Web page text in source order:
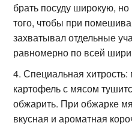
брать посуду широкую,
того, чтобы при
захватывал отдельные
равномерно по всей
Специальная хитрость:
картофель с мясом
обжарить. При обжарке
вкусная и ароматная